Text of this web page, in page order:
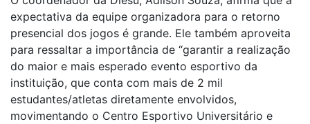
expectativa da equipe organizadora para o retorno
presencial dos jogos é grande. Ele também aproveita
para ressaltar a importância de “garantir a realização
do maior e mais esperado evento esportivo da
instituição, que conta com mais de 2 mil
estudantes/atletas diretamente envolvidos,
movimentando o Centro Esportivo Universitário e